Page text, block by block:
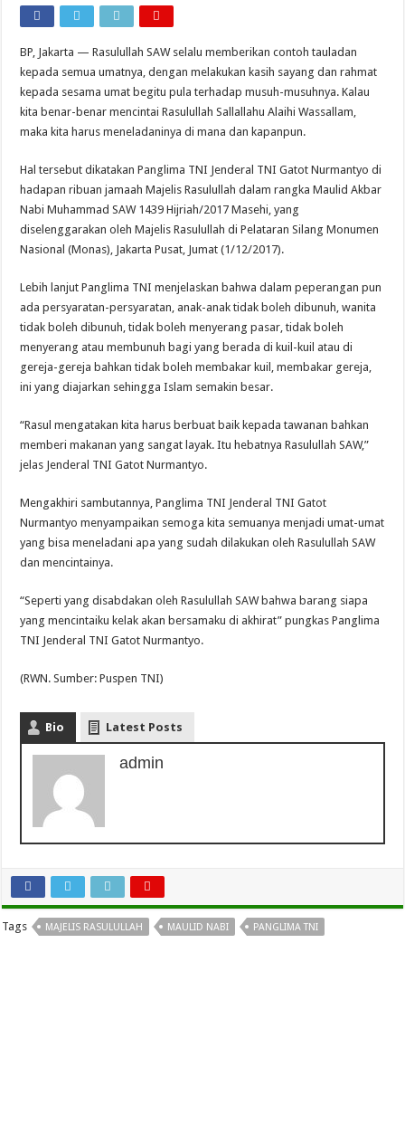
BP, Jakarta — Rasulullah SAW selalu memberikan contoh tauladan
kepada semua umatnya, dengan melakukan kasih sayang dan rahmat
kepada sesama umat begitu pula terhadap musuh-musuhnya. Kalau
kita benar-benar mencintai Rasulullah Sallallahu Alaihi Wassallam,
maka kita harus meneladaninya di mana dan kapanpun.
Hal tersebut dikatakan Panglima TNI Jenderal TNI Gatot Nurmantyo di
hadapan ribuan jamaah Majelis Rasulullah dalam rangka Maulid Akbar
Nabi Muhammad SAW 1439 Hijriah/2017 Masehi, yang
diselenggarakan oleh Majelis Rasulullah di Pelataran Silang Monumen
Nasional (Monas), Jakarta Pusat, Jumat (1/12/2017).
Lebih lanjut Panglima TNI menjelaskan bahwa dalam peperangan pun
ada persyaratan-persyaratan, anak-anak tidak boleh dibunuh, wanita
tidak boleh dibunuh, tidak boleh menyerang pasar, tidak boleh
menyerang atau membunuh bagi yang berada di kuil-kuil atau di
gereja-gereja bahkan tidak boleh membakar kuil, membakar gereja,
ini yang diajarkan sehingga Islam semakin besar.
“Rasul mengatakan kita harus berbuat baik kepada tawanan bahkan
memberi makanan yang sangat layak. Itu hebatnya Rasulullah SAW,”
jelas Jenderal TNI Gatot Nurmantyo.
Mengakhiri sambutannya, Panglima TNI Jenderal TNI Gatot
Nurmantyo menyampaikan semoga kita semuanya menjadi umat-umat
yang bisa meneladani apa yang sudah dilakukan oleh Rasulullah SAW
dan mencintainya.
“Seperti yang disabdakan oleh Rasulullah SAW bahwa barang siapa
yang mencintaiku kelak akan bersamaku di akhirat” pungkas Panglima
TNI Jenderal TNI Gatot Nurmantyo.
(RWN. Sumber: Puspen TNI)
Bio Latest Posts
admin
Tags MAJELIS RASULULLAH MAULID NABI PANGLIMA TNI